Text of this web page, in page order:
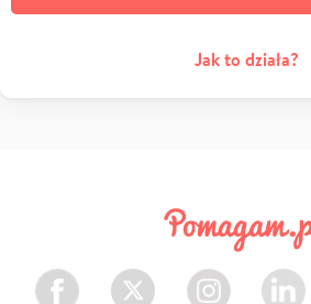
Jak to działa?
Facebook Twitter Instagram LinkedIn